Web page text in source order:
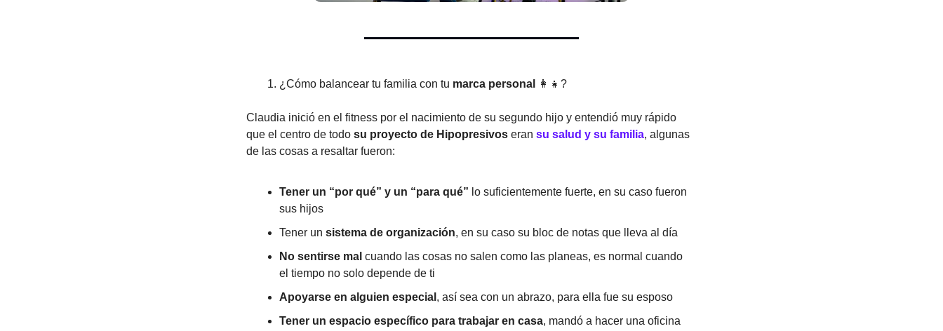
¿Cómo balancear tu familia con tu marca personal 👩‍👧?
Claudia inició en el fitness por el nacimiento de su segundo hijo y entendió muy rápido
que el centro de todo su proyecto de Hipopresivos eran su salud y su familia, algunas
de las cosas a resaltar fueron:
Tener un “por qué” y un “para qué” lo suficientemente fuerte, en su caso fueron
sus hijos
Tener un sistema de organización, en su caso su bloc de notas que lleva al día
No sentirse mal cuando las cosas no salen como las planeas, es normal cuando
el tiempo no solo depende de ti
Apoyarse en alguien especial , así sea con un abrazo, para ella fue su esposo
Tener un espacio específico para trabajar en casa, mandó a hacer una oficina